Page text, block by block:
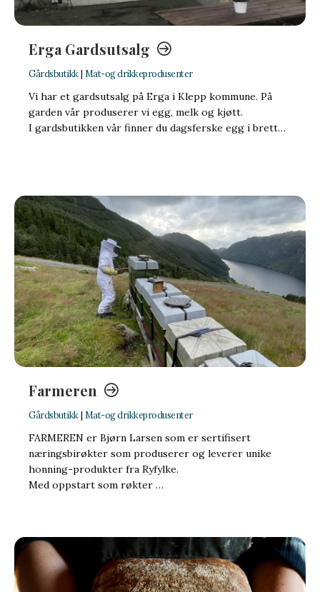
Erga Gardsutsalg
Gårdsbutikk| Mat-og drikkeprodusenter
Vi har et gardsutsalg på Erga i Klepp kommune. På
garden vår produserer vi egg, melk og kjøtt.
I gardsbutikken vår finner du dagsferske egg i brett…
Farmeren
Gårdsbutikk| Mat-og drikkeprodusenter
FARMEREN er Bjørn Larsen som er sertifisert
næringsbirøkter som produserer og leverer unike
honning-produkter fra Ryfylke.
Med oppstart som røkter …